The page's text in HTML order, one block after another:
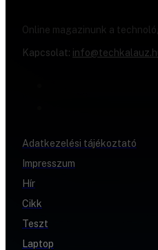
Online magazinunk a
Kapcsolat:
Adatkezelési tájékoztató
Impresszum
Hír
Cikk
Teszt
Laptop